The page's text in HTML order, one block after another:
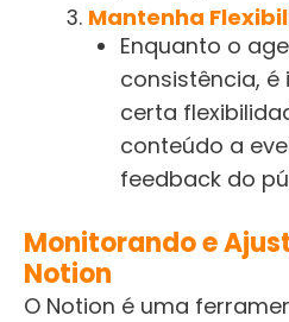
Mantenha
Enquanto o
consistência,
certa
conteúdo a
feedback do
Monitorando e
Notion
O Notion é uma